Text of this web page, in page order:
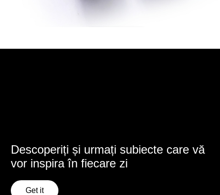
Descoperiți și urmați subiecte care vă
vor inspira în fiecare zi
Get it